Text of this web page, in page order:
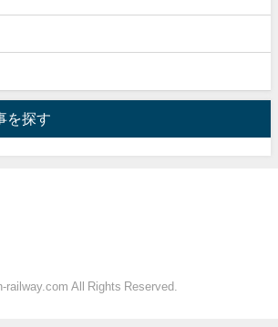
を探す
railway.com All Rights Reserved.